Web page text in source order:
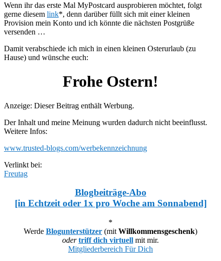
Wenn ihr das erste Mal MyPostcard ausprobieren möchtet, folgt
gerne diesem link*, denn darüber füllt sich mit einer kleinen
Provision mein Konto und ich könnte die nächsten Postgrüße
versenden …
Damit verabschiede ich mich in einen kleinen Osterurlaub (zu
Hause) und wünsche euch:
Frohe Ostern!
Anzeige: Dieser Beitrag enthält Werbung.
Der Inhalt und meine Meinung wurden dadurch nicht beeinflusst.
Weitere Infos:
www.trusted-blogs.com/werbekennzeichnung
Verlinkt bei:
Freutag
Blogbeiträge-Abo
[in Echtzeit oder 1x pro Woche am Sonnabend]
*
Werde Blogunterstützer (mit Willkommensgeschenk)
oder triff dich virtuell mit mir.
Mitgliederbereich Für Dich